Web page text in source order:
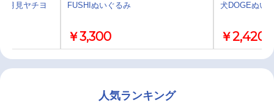
月見ヤチヨ
FUSHIぬいぐるみ
￥3,300
犬DOGEぬい
￥2,420
人気ランキング